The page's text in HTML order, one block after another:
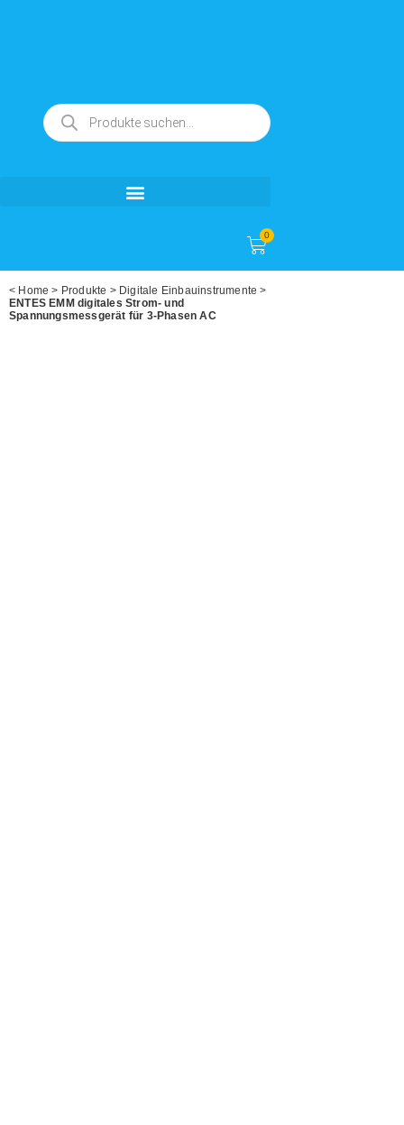
0
< Home > Produkte > Digitale Einbauinstrumente >
ENTES EMM digitales Strom- und
Spannungsmessgerät für 3-Phasen AC